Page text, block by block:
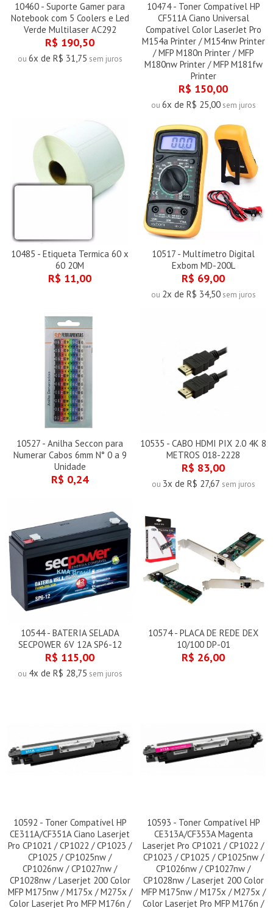
10460 - Suporte Gamer para
Notebook com 5 Coolers e Led
Verde Multilaser AC292
R$ 190,50
ou 6x de R$ 31,75 sem juros
10474 - Toner Compatível HP
CF511A Ciano Universal
Compatível Color LaserJet Pro
M154a Printer / M154nw Printer
/ MFP M180n Printer / MFP
M180nw Printer / MFP M181fw
Printer
R$ 150,00
ou 6x de R$ 25,00sem juros
10485 - Etiqueta Termica 60 x
60 20M
R$ 11,00
10517 - Multímetro Digital
Exbom MD-200L
R$ 69,00
ou 2x de R$ 34,50sem juros
10527 - Anilha Seccon para
Numerar Cabos 6mm N° 0 a 9
Unidade
R$ 0,24
10535 - CABO HDMI PIX 2.0 4K 8
METROS 018-2228
R$ 83,00
ou 3x de R$ 27,67 sem juros
10544 - BATERIA SELADA
SECPOWER 6V 12A SP6-12
R$ 115,00
ou 4x de R$ 28,75 sem juros
10574 - PLACA DE REDE DEX
10/100 DP-01
R$ 26,00
10592 - Toner Compatível HP
CE311A/CF351A Ciano Laserjet
Pro CP1021 / CP1022 / CP1023 /
CP1025 / CP1025nw /
CP1026nw / CP1027nw /
CP1028nw / Laserjet 200 Color
MFP M175nw / M175x / M275x /
Color Laserjet Pro MFP M176n /
10593 - Toner Compatível HP
CE313A/CF353A Magenta
Laserjet Pro CP1021 / CP1022 /
CP1023 / CP1025 / CP1025nw /
CP1026nw / CP1027nw /
CP1028nw / Laserjet 200 Color
MFP M175nw / M175x / M275x /
Color Laserjet Pro MFP M176n /